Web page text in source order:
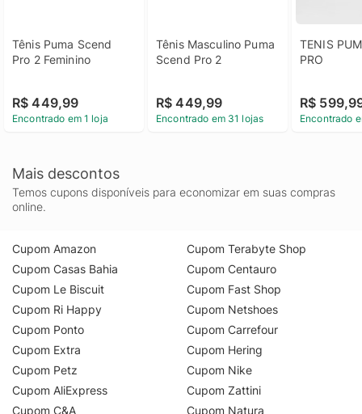
Tênis Puma Scend
Pro 2 Feminino
R$ 449,99
Encontrado em 1 loja
Tênis Masculino Puma
Scend Pro 2
R$ 449,99
Encontrado em 31 lojas
TENIS
PRO
R$
Encontrado
Mais descontos
Temos cupons disponíveis para economizar em suas compras
online.
Cupom Amazon
Cupom Casas Bahia
Cupom Le Biscuit
Cupom Ri Happy
Cupom Ponto
Cupom Extra
Cupom Petz
Cupom AliExpress
Cupom C&A
Cupom Terabyte Shop
Cupom Centauro
Cupom Fast Shop
Cupom Netshoes
Cupom Carrefour
Cupom Hering
Cupom Nike
Cupom Zattini
Cupom Natura